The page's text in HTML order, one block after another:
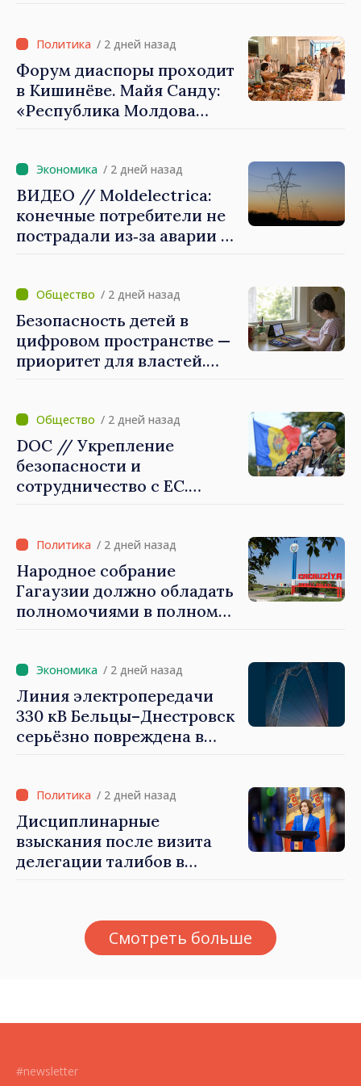
Красного Креста в
Молдове
/ 2 дней назад
Форум диаспоры проходит
в Кишинёве. Майя Санду:
«Республика Молдова
диаспора может сыграть
важную роль в
продвижении и поддержке
этого пути»
/ 2 дней назад
ВИДЕО // Moldelectrica:
конечные потребители не
пострадали из‑за аварии на
выполнены в
приоритетном режиме
/ 2 дней назад
Безопасность детей в
цифровом пространстве —
приоритет для властей.
которые будут их
защищать»
/ 2 дней назад
DOC // Укрепление
безопасности и
сотрудничество с ЕС.
обороны на 2024–2034 годы
опубликована в Monitorul
Oficial
/ 2 дней назад
Народное собрание
Гагаузии должно обладать
полномочиями в полном
быть свободными и
честными»
/ 2 дней назад
Линия электропередачи
330 кВ Бельцы–Днестровск
серьёзно повреждена в
/ 2 дней назад
Дисциплинарные
взыскания после визита
делегации талибов в
занимающие высокие
должности, не знают
Смотреть больше
#newsletter